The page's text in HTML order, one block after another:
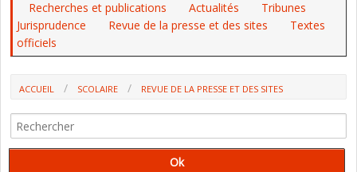
Recherches et publications Actualités
Tribunes
Jurisprudence
Revue de la presse et des sites
Textes
officiels
ACCUEIL SCOLAIRE
REVUE DE LA PRESSE ET DES SITES
CONSEILS)